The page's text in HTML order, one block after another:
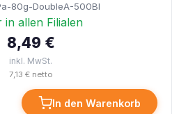
80g-DoubleA-500Bl
allen Filialen
8,49 €
inkl. MwSt.
7,13 € netto
In den Warenkorb